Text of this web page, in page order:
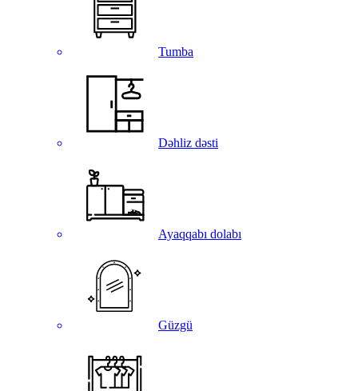
Tumba
Dəhliz dəsti
Ayaqqabı dolabı
Güzgü